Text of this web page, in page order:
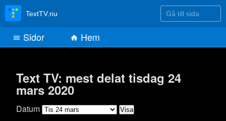
Text TV: mest delat tisdag 24
mars 2020
Datum
TextTV.nu Gå till sida
Sidor Hem